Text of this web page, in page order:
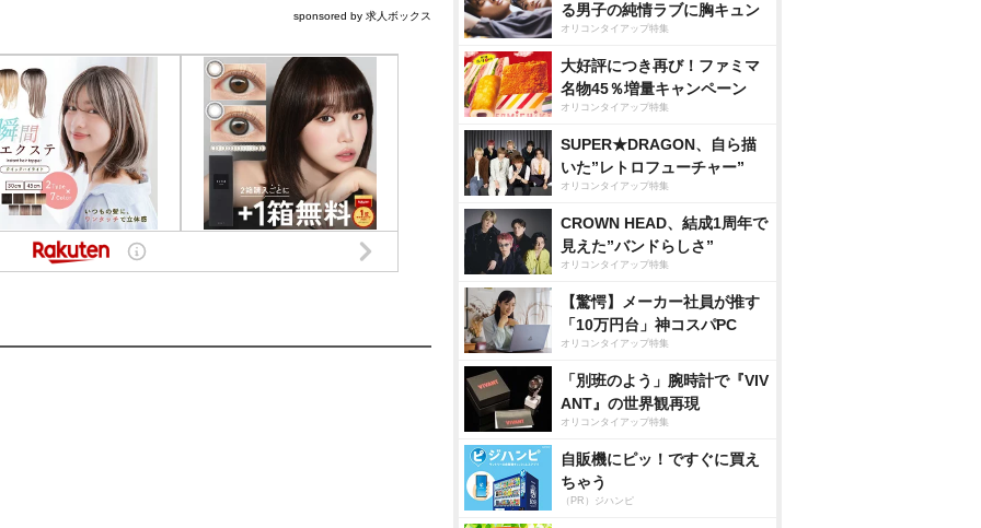
sponsored by 求人ボックス
る男子の純情ラブに胸キュン
オリコンタイアップ特集
大好評につき再び！ファミマ
名物45％増量キャンペーン
オリコンタイアップ特集
SUPER★DRAGON、自ら描
いた”レトロフューチャー”
オリコンタイアップ特集
CROWN HEAD、結成1周年で
見えた”バンドらしさ”
オリコンタイアップ特集
【驚愕】メーカー社員が推す
「10万円台」神コスパPC
オリコンタイアップ特集
「別班のよう」腕時計で『VIV
ANT』の世界観再現
オリコンタイアップ特集
自販機にピッ！ですぐに買え
ちゃう
（PR）ジハンピ